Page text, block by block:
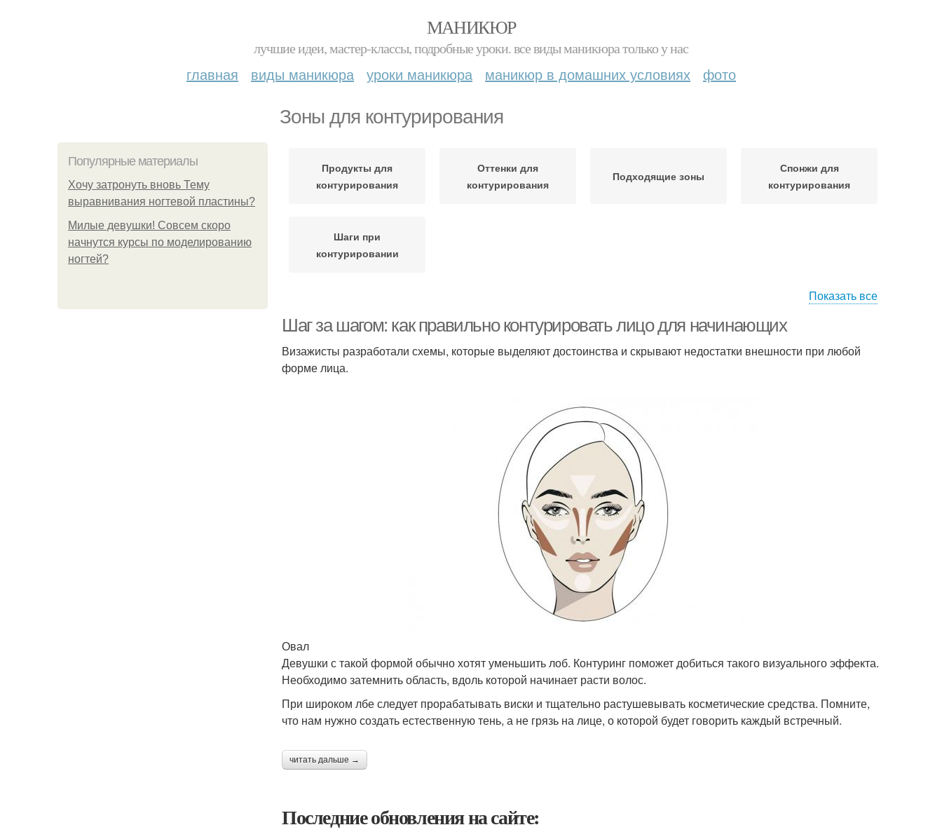
МАНИКЮР
лучшие идеи, мастер-классы, подробные уроки. все виды маникюра только у нас
главная виды маникюра уроки маникюра маникюр в домашних условиях фото
Зоны для контурирования
Популярные материалы
Хочу затронуть вновь Тему
выравнивания ногтевой пластины?
Милые девушки! Совсем скоро
начнутся курсы по моделированию
ногтей?
Продукты для
контурирования
Оттенки для
контурирования
Подходящие зоны
Спонжи для
контурирования
Шаги при
контурировании
Показать все
Шаг за шагом: как правильно контурировать лицо для начинающих
Визажисты разработали схемы, которые выделяют достоинства и скрывают недостатки внешности при любой
форме лица.
Овал
Девушки с такой формой обычно хотят уменьшить лоб. Контуринг поможет добиться такого визуального эффекта.
Необходимо затемнить область, вдоль которой начинает расти волос.
При широком лбе следует прорабатывать виски и тщательно растушевывать косметические средства. Помните,
что нам нужно создать естественную тень, а не грязь на лице, о которой будет говорить каждый встречный.
читать дальше →
Последние обновления на сайте: